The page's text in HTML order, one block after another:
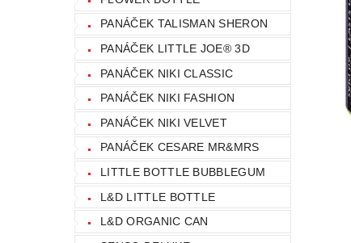
PANÁČEK TALISMAN SHERON
PANÁČEK LITTLE JOE® 3D
PANÁČEK NIKI CLASSIC
PANÁČEK NIKI FASHION
PANÁČEK NIKI VELVET
PANÁČEK CESARE MR&MRS
LITTLE BOTTLE BUBBLEGUM
L&D LITTLE BOTTLE
L&D ORGANIC CAN